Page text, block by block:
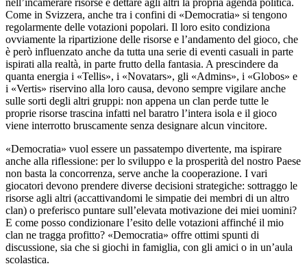
Come in Svizzera, anche tra i confini di «Democratia» si tengono
regolarmente delle votazioni popolari. Il loro esito condiziona
ovviamente la ripartizione delle risorse e l’andamento del gioco, che
è però influenzato anche da tutta una serie di eventi casuali in parte
ispirati alla realtà, in parte frutto della fantasia. A prescindere da
quanta energia i «Tellis», i «Novatars», gli «Admins», i «Globos» e
i «Vertis» riservino alla loro causa, devono sempre vigilare anche
sulle sorti degli altri gruppi: non appena un clan perde tutte le
proprie risorse trascina infatti nel baratro l’intera isola e il gioco
viene interrotto bruscamente senza designare alcun vincitore.
«Democratia» vuol essere un passatempo divertente, ma ispirare
anche alla riflessione: per lo sviluppo e la prosperità del nostro Paese
non basta la concorrenza, serve anche la cooperazione. I vari
giocatori devono prendere diverse decisioni strategiche: sottraggo le
risorse agli altri (accattivandomi le simpatie dei membri di un altro
clan) o preferisco puntare sull’elevata motivazione dei miei uomini?
E come posso condizionare l’esito delle votazioni affinché il mio
clan ne tragga profitto? «Democratia» offre ottimi spunti di
discussione, sia che si giochi in famiglia, con gli amici o in un’aula
scolastica.